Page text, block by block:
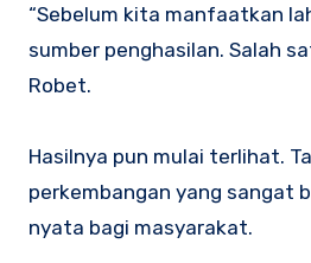
“Sebelum kita manfaatkan
sumber penghasilan. Salah
Robet.
Hasilnya pun mulai terlihat.
perkembangan yang sangat
nyata bagi masyarakat.